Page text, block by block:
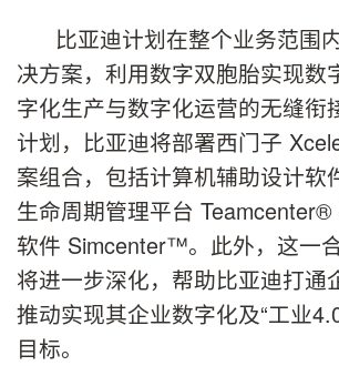
比亚迪计划在整个业务范围
决方案，利用数字双胞胎实现数
字化生产与数字化运营的无缝衔
计划，比亚迪将部署西门子
案组合，包括计算机辅助设计
生命周期管理平台
软件 Simcenter™。此外，这一
将进一步深化，帮助比亚迪打通
推动实现其企业数字化及“工业
目标。